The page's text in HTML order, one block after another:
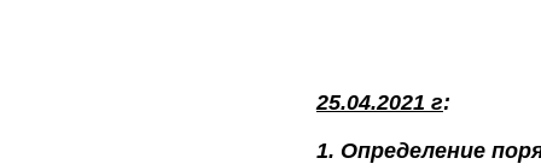
25.04.2021 г:
1. Определение